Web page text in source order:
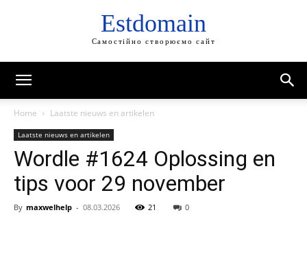
Estdomain
Самостійно створюємо сайт
Home Laatste nieuws en artikelen
Laatste nieuws en artikelen
Wordle #1624 Oplossing en
tips voor 29 november
By maxwelhelp - 08.03.2026 21 0